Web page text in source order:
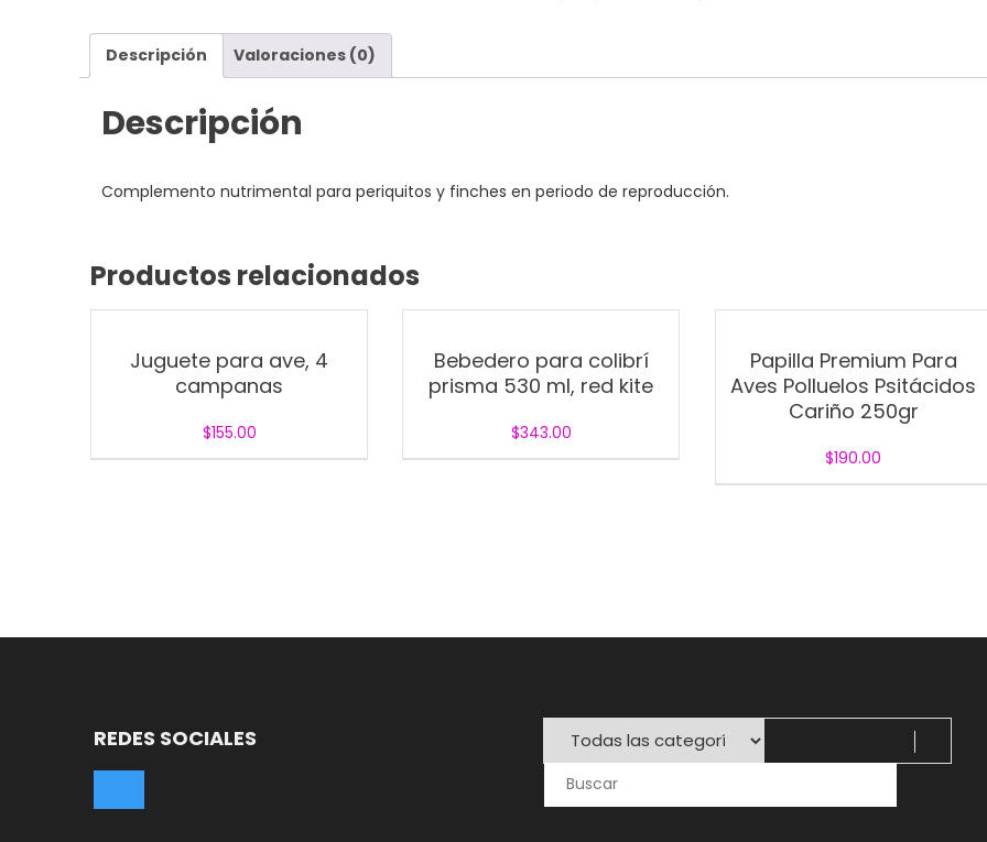
Descripción Valoraciones (0)
Descripción
Complemento nutrimental para periquitos y finches en periodo de reproducción.
Productos relacionados
Juguete para ave, 4
campanas
$155.00
Bebedero para colibrí
prisma 530 ml, red kite
$343.00
Papilla Premium Para
Aves Polluelos Psitácidos
Cariño 250gr
$190.00
REDES SOCIALES